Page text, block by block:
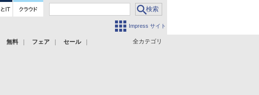
Impress サイト
全カテゴリ
無料 フェア セール